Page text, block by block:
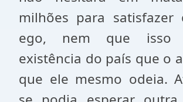
milhões para
ego, nem que isso
existência do país que o
que ele mesmo odeia.